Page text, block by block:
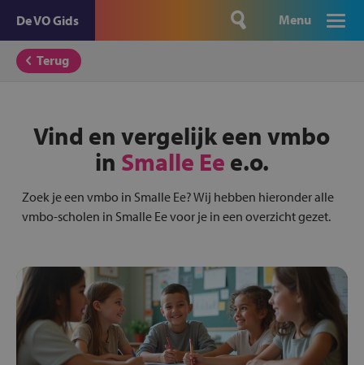
De VO Gids Menu
Terug
Vind en vergelijk een vmbo
in Smalle Ee e.o.
Zoek je een vmbo in Smalle Ee? Wij hebben hieronder alle
vmbo-scholen in Smalle Ee voor je in een overzicht gezet.